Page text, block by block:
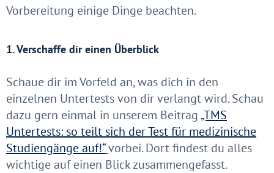
Vorbereitung einige Dinge beachten.
1. Verschaffe dir einen Überblick
Schaue dir im Vorfeld an, was dich in den
einzelnen Untertests von dir verlangt wird. Schau
dazu gern einmal in unserem Beitrag „TMS
Untertests: so teilt sich der Test für medizinische
Studiengänge auf!“vorbei. Dort findest du alles
wichtige auf einen Blick zusammengefasst.